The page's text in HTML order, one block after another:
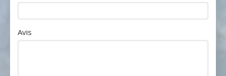
Avis